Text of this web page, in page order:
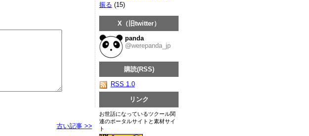
古い記事 >>
振る (15)
X（旧twitter）
panda
@werepanda_jp
購読(RSS)
RSS 1.0
リンク
お世話になっているツクール関
連のポータルサイトと素材サイ
ト